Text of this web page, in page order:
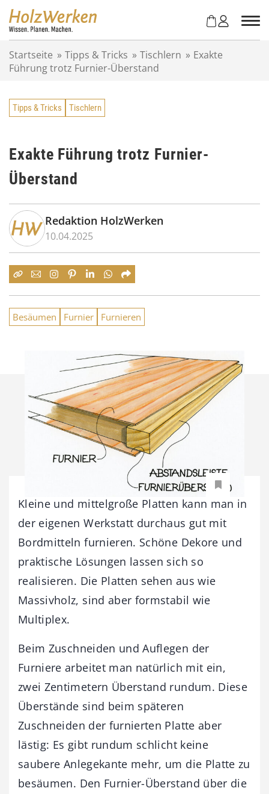
Startseite » Tipps & Tricks » Tischlern » Exakte
Führung trotz Furnier-Überstand
Tipps & Tricks Tischlern
Exakte Führung trotz Furnier-
Überstand
Redaktion HolzWerken
10.04.2025
Besäumen Furnier Furnieren
Kleine und mittelgroße Platten kann man in
der eigenen Werkstatt durchaus gut mit
Bordmitteln furnieren. Schöne Dekore und
praktische Lösungen lassen sich so
realisieren. Die Platten sehen aus wie
Massivholz, sind aber formstabil wie
Multiplex.
Beim Zuschneiden und Auflegen der
Furniere arbeitet man natürlich mit ein,
zwei Zentimetern Überstand rundum. Diese
Überstände sind beim späteren
Zuschneiden der furnierten Platte aber
lästig: Es gibt rundum schlicht keine
saubere Anlegekante mehr, um die Platte zu
besäumen. Den Furnier-Überstand über die